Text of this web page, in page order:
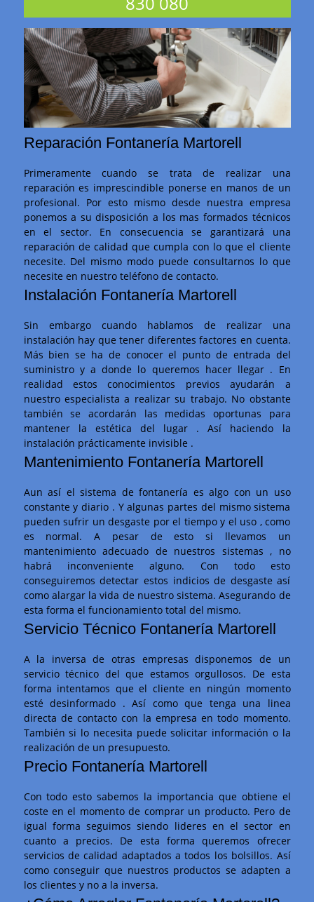
Reparación Fontanería Martorell
Primeramente cuando se trata de realizar una
reparación es imprescindible ponerse en manos de un
profesional. Por esto mismo desde nuestra empresa
ponemos a su disposición a los mas formados técnicos
en el sector. En consecuencia se garantizará una
reparación de calidad que cumpla con lo que el cliente
necesite. Del mismo modo puede consultarnos lo que
necesite en nuestro teléfono de contacto.
Instalación Fontanería Martorell
Sin embargo cuando hablamos de realizar una
instalación hay que tener diferentes factores en cuenta.
Más bien se ha de conocer el punto de entrada del
suministro y a donde lo queremos hacer llegar . En
realidad estos conocimientos previos ayudarán a
nuestro especialista a realizar su trabajo. No obstante
también se acordarán las medidas oportunas para
mantener la estética del lugar . Así haciendo la
instalación prácticamente invisible .
Mantenimiento Fontanería Martorell
Aun así el sistema de fontanería es algo con un uso
constante y diario . Y algunas partes del mismo sistema
pueden sufrir un desgaste por el tiempo y el uso , como
es normal. A pesar de esto si llevamos un
mantenimiento adecuado de nuestros sistemas , no
habrá inconveniente alguno. Con todo esto
conseguiremos detectar estos indicios de desgaste así
como alargar la vida de nuestro sistema. Asegurando de
esta forma el funcionamiento total del mismo.
Servicio Técnico Fontanería Martorell
A la inversa de otras empresas disponemos de un
servicio técnico del que estamos orgullosos. De esta
forma intentamos que el cliente en ningún momento
esté desinformado . Así como que tenga una linea
directa de contacto con la empresa en todo momento.
También si lo necesita puede solicitar información o la
realización de un presupuesto.
Precio Fontanería Martorell
Con todo esto sabemos la importancia que obtiene el
coste en el momento de comprar un producto. Pero de
igual forma seguimos siendo lideres en el sector en
cuanto a precios. De esta forma queremos ofrecer
servicios de calidad adaptados a todos los bolsillos. Así
como conseguir que nuestros productos se adapten a
los clientes y no a la inversa.